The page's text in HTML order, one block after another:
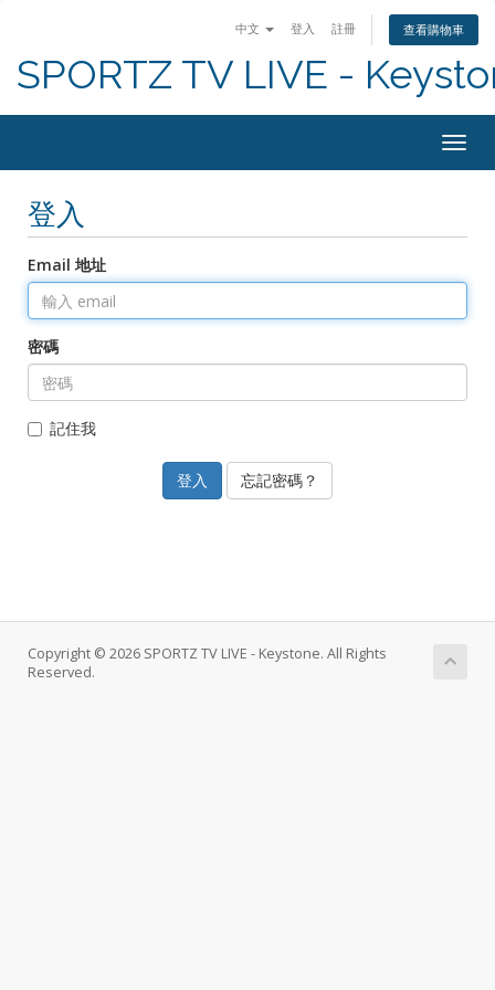
中文 登入 註冊 查看購物車
SPORTZ TV LIVE -
登入
Email 地址
密碼
記住我
忘記密碼？
Copyright © 2026 SPORTZ TV LIVE - Keystone. All Rights
Reserved.